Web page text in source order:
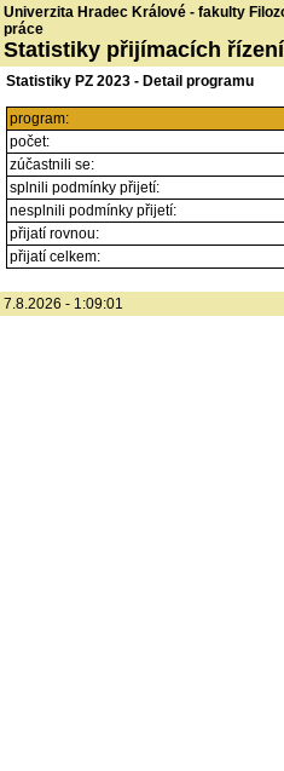
Univerzita Hradec Králové - fakulty
práce
Statistiky přijímacích řízení
Statistiky PZ 2023 - Detail programu
program:
počet:
zúčastnili se:
splnili podmínky přijetí:
nesplnili podmínky přijetí:
přijatí rovnou:
přijatí celkem:
7.8.2026 - 1:09:01